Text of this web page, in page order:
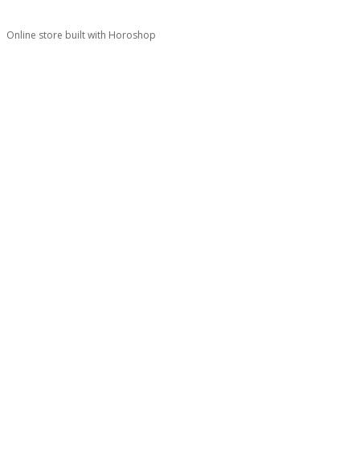
Online store built with Horoshop